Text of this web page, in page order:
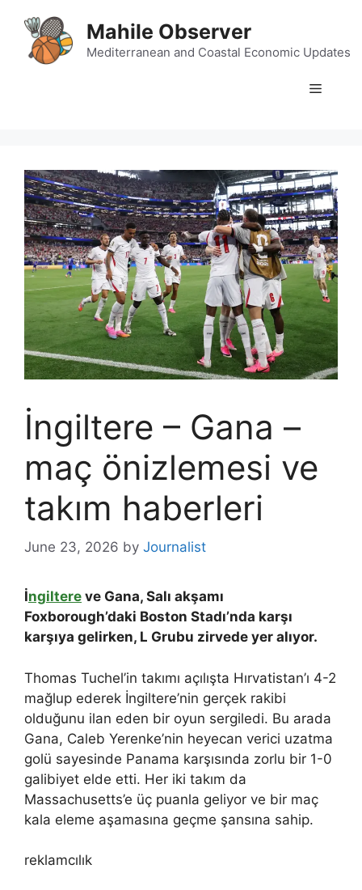
content
Mahile Observer
Mediterranean and Coastal Economic Updates
Menu
İngiltere – Gana –
maç önizlemesi ve
takım haberleri
June 23, 2026 by Journalist
İngiltere ve Gana, Salı akşamı
Foxborough’daki Boston Stadı’nda karşı
karşıya gelirken, L Grubu zirvede yer alıyor.
Thomas Tuchel’in takımı açılışta Hırvatistan’ı 4-2
mağlup ederek İngiltere’nin gerçek rakibi
olduğunu ilan eden bir oyun sergiledi. Bu arada
Gana, Caleb Yerenke’nin heyecan verici uzatma
golü sayesinde Panama karşısında zorlu bir 1-0
galibiyet elde etti. Her iki takım da
Massachusetts’e üç puanla geliyor ve bir maç
kala eleme aşamasına geçme şansına sahip.
reklamcılık